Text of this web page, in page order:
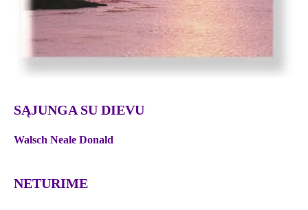
SĄJUNGA SU DIEVU
Walsch Neale Donald
NETURIME